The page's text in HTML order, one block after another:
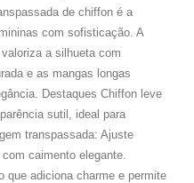
de chiffon é a
com sofisticação. A
a silhueta com
e as mangas longas
Destaques Chiffon leve
sutil, ideal para
transpassada: Ajuste
caimento elegante.
que adiciona charme e permite